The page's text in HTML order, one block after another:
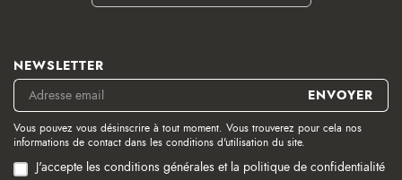
NEWSLETTER
Vous pouvez vous désinscrire à tout moment. Vous trouverez pour cela nos
informations de contact dans les conditions d'utilisation du site.
J'accepte les conditions générales et la politique de confidentialité